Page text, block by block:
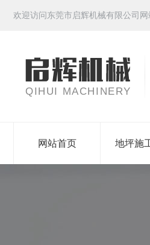
欢迎访问东莞市启辉机械有限公司
QIHUI MACHINERY
网站首页 地坪施